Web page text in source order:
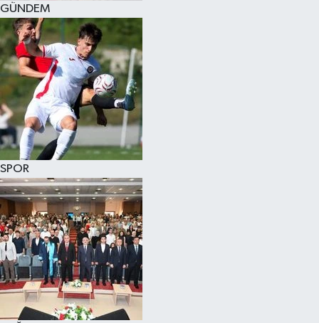
GÜNDEM
SPOR
VİZYONDAKİLER
YAŞAM